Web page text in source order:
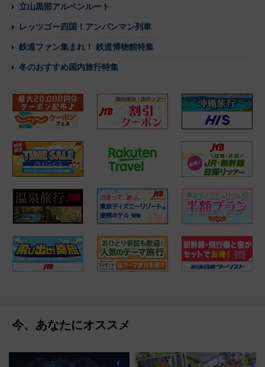
立山黒部アルペンルート
レッツゴー四国！アンパンマン列車
鉄道ファン集まれ！ 鉄道博物館特集
冬のおすすめ国内旅行特集
今、あなたにオススメ